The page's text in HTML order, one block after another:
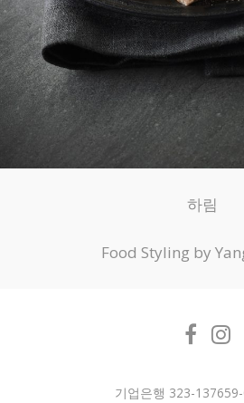
하림
Food Styling by
기업은행 323-